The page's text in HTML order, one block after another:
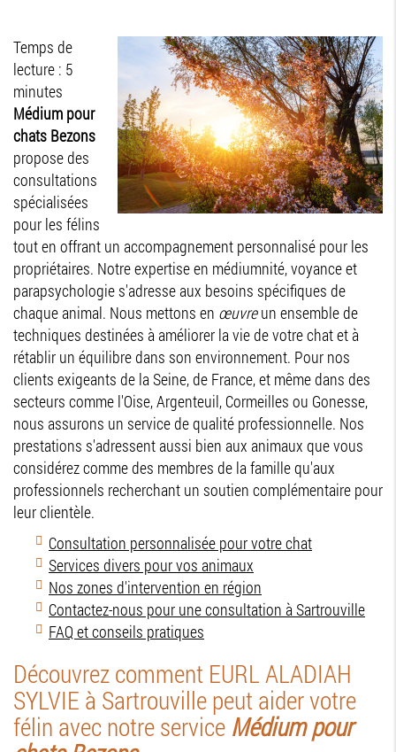
Temps de
lecture : 5
minutes
Médium pour
chats Bezons
propose des
consultations
spécialisées
pour les félins
tout en offrant un accompagnement personnalisé pour les
propriétaires. Notre expertise en médiumnité, voyance et
parapsychologie s'adresse aux besoins spécifiques de
chaque animal. Nous mettons en œuvreun ensemble de
techniques destinées à améliorer la vie de votre chat et à
rétablir un équilibre dans son environnement. Pour nos
clients exigeants de la Seine, de France, et même dans des
secteurs comme l'Oise, Argenteuil, Cormeilles ou Gonesse,
nous assurons un service de qualité professionnelle. Nos
prestations s'adressent aussi bien aux animaux que vous
considérez comme des membres de la famille qu'aux
professionnels recherchant un soutien complémentaire pour
leur clientèle.
Consultation personnalisée pour votre chat
Services divers pour vos animaux
Nos zones d'intervention en région
Contactez-nous pour une consultation à Sartrouville
FAQ et conseils pratiques
Découvrez comment EURL ALADIAH
SYLVIE à Sartrouville peut aider votre
félin avec notre service Médium pour